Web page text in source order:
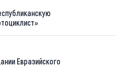
Евразийского